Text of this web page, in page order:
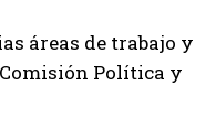
áreas de trabajo y
Política y